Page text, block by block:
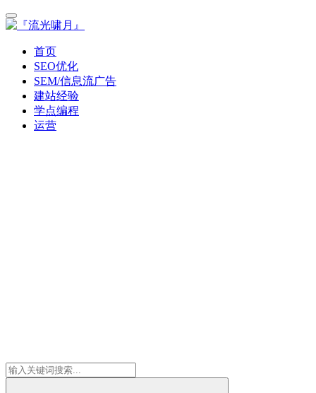
首页
SEO优化
SEM/信息流广告
建站经验
学点编程
运营